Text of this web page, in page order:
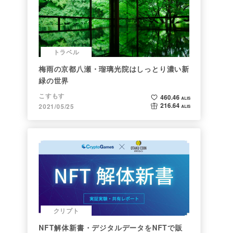
トラベル
梅雨の京都八瀬・瑠璃光院はしっとり濃い新
緑の世界
こすもす
2021/05/25
460.46 ALIS
216.64 ALIS
クリプト
NFT解体新書・デジタルデータをNFTで販